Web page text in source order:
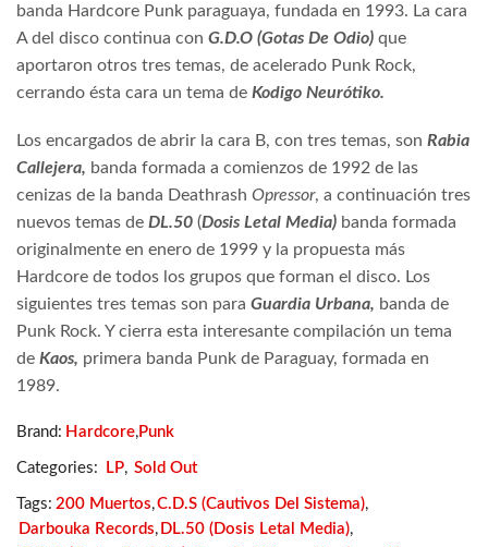
banda Hardcore Punk paraguaya, fundada en 1993. La cara
A del disco continua con G.D.O (Gotas De Odio) que
aportaron otros tres temas, de acelerado Punk Rock,
cerrando ésta cara un tema de Kodigo Neurótiko.
Los encargados de abrir la cara B, con tres temas, son Rabia
Callejera, banda formada a comienzos de 1992 de las
cenizas de la banda Deathrash Opressor, a continuación tres
nuevos temas de DL.50 (Dosis Letal Media) banda formada
originalmente en enero de 1999 y la propuesta más
Hardcore de todos los grupos que forman el disco. Los
siguientes tres temas son para Guardia Urbana, banda de
Punk Rock. Y cierra esta interesante compilación un tema
de Kaos, primera banda Punk de Paraguay, formada en
1989.
Brand: Hardcore, Punk
Categories: LP, Sold Out
Tags: 200 Muertos,C.D.S (Cautivos Del Sistema),
Darbouka Records, DL.50 (Dosis Letal Media),